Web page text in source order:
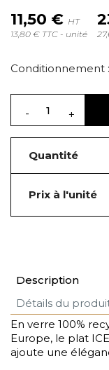
11,50 € HT
13,80 € TTC - unité
Conditionnement
Quantité
Prix à l'unité
Description
Détails du
En verre 100%
Europe, le plat
ajoute une